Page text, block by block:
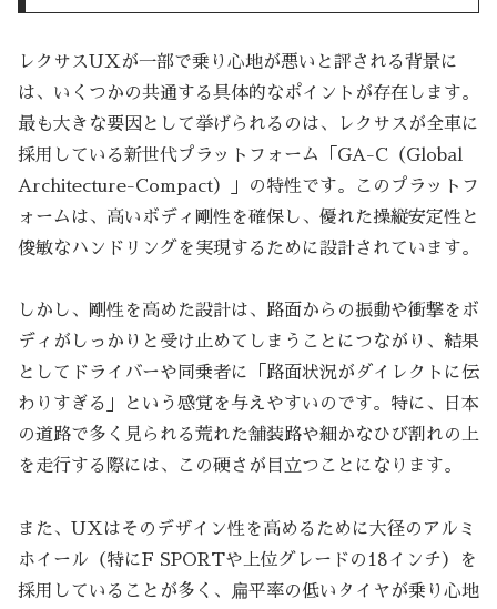
レクサスUXが一部で乗り心地が悪いと評される背景に
は、いくつかの共通する具体的なポイントが存在します。
最も大きな要因として挙げられるのは、レクサスが全車に
採用している新世代プラットフォーム「GA-C（Global
Architecture-Compact）」の特性です。このプラットフ
ォームは、高いボディ剛性を確保し、優れた操縦安定性と
俊敏なハンドリングを実現するために設計されています。
しかし、剛性を高めた設計は、路面からの振動や衝撃をボ
ディがしっかりと受け止めてしまうことにつながり、結果
としてドライバーや同乗者に「路面状況がダイレクトに伝
わりすぎる」という感覚を与えやすいのです。特に、日本
の道路で多く見られる荒れた舗装路や細かなひび割れの上
を走行する際には、この硬さが目立つことになります。
また、UXはそのデザイン性を高めるために大径のアルミ
ホイール（特にF SPORTや上位グレードの18インチ）を
採用していることが多く、扁平率の低いタイヤが乗り心地